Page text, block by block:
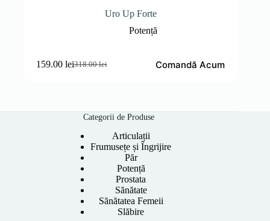
Uro Up Forte
Potență
318.00lei
Prețul
318.00 lei.
159.00 leiPrețul
Comandă Acum
Categorii de Produse
Articulații
Frumusețe și Îngrijire
Păr
Potență
Prostata
Sănătate
Sănătatea Femeii
Slăbire